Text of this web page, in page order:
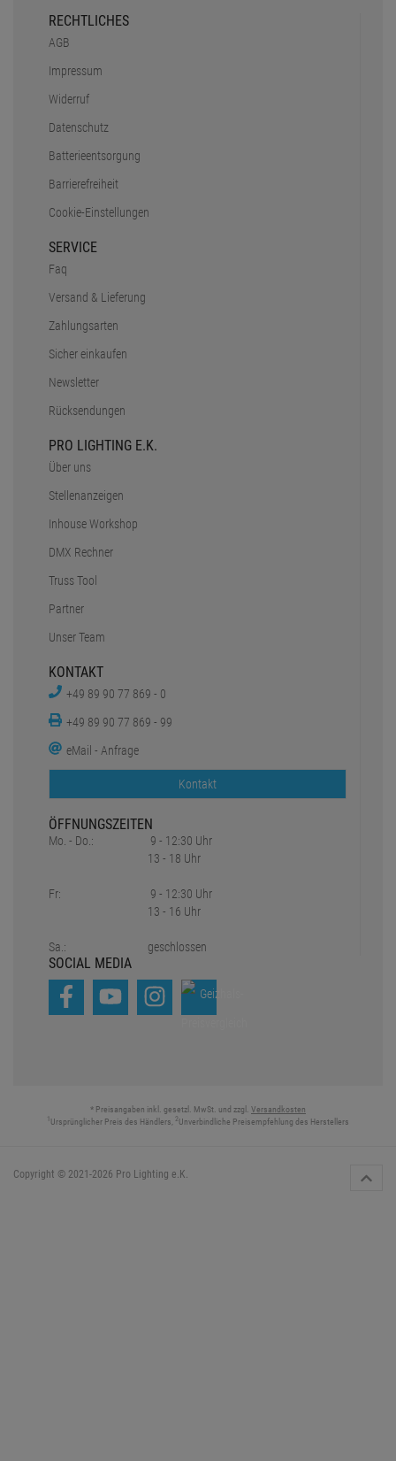
RECHTLICHES
AGB
Impressum
Widerruf
Datenschutz
Batterieentsorgung
Barrierefreiheit
Cookie-Einstellungen
SERVICE
Faq
Versand & Lieferung
Zahlungsarten
Sicher einkaufen
Newsletter
Rücksendungen
PRO LIGHTING E.K.
Über uns
Stellenanzeigen
Inhouse Workshop
DMX Rechner
Truss Tool
Partner
Unser Team
KONTAKT
+49 89 90 77 869 - 0
+49 89 90 77 869 - 99
eMail - Anfrage
Kontakt
ÖFFNUNGSZEITEN
Mo. - Do.:
Fr:
Sa.:
9 - 12:30 Uhr
13 - 18 Uhr
9 - 12:30 Uhr
13 - 16 Uhr
geschlossen
SOCIAL MEDIA
* Preisangaben inkl. gesetzl. MwSt. und zzgl. Versandkosten
Ursprünglicher Preis des Händlers, 2 Unverbindliche Preisempfehlung des Herstellers
Copyright © 2021-2026 Pro Lighting e.K.